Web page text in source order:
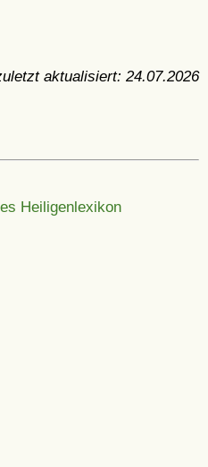
aktualisiert: 24.07.2026
Heiligenlexikon